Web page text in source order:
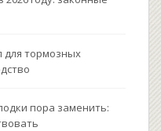
тормозных
пора заменить: